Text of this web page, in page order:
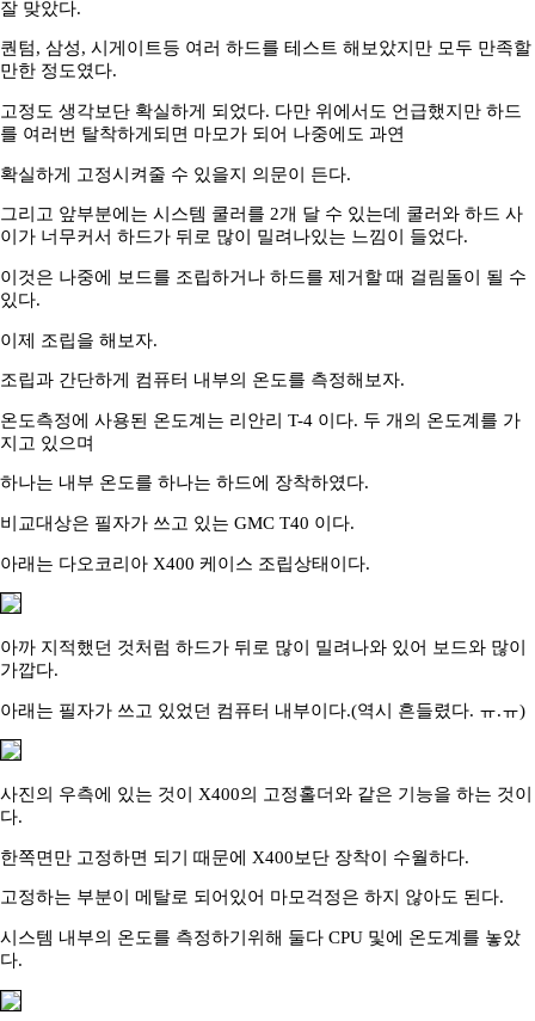
잘 맞았다.
퀀텀, 삼성, 시게이트등 여러 하드를 테스트 해보았지만 모두 만족할
만한 정도였다.
고정도 생각보단 확실하게 되었다. 다만 위에서도 언급했지만 하드
를 여러번 탈착하게되면 마모가 되어 나중에도 과연
확실하게 고정시켜줄 수 있을지 의문이 든다.
그리고 앞부분에는 시스템 쿨러를 2개 달 수 있는데 쿨러와 하드 사
이가 너무커서 하드가 뒤로 많이 밀려나있는 느낌이 들었다.
이것은 나중에 보드를 조립하거나 하드를 제거할 때 걸림돌이 될 수
있다.
이제 조립을 해보자.
조립과 간단하게 컴퓨터 내부의 온도를 측정해보자.
온도측정에 사용된 온도계는 리안리 T-4 이다. 두 개의 온도계를 가
지고 있으며
하나는 내부 온도를 하나는 하드에 장착하였다.
비교대상은 필자가 쓰고 있는 GMC T40 이다.
아래는 다오코리아 X400 케이스 조립상태이다.
아까 지적했던 것처럼 하드가 뒤로 많이 밀려나와 있어 보드와 많이
가깝다.
아래는 필자가 쓰고 있었던 컴퓨터 내부이다.(역시 흔들렸다. ㅠ.ㅠ)
사진의 우측에 있는 것이 X400의 고정홀더와 같은 기능을 하는 것이
다.
한쪽면만 고정하면 되기 때문에 X400보단 장착이 수월하다.
고정하는 부분이 메탈로 되어있어 마모걱정은 하지 않아도 된다.
시스템 내부의 온도를 측정하기위해 둘다 CPU 및에 온도계를 놓았
다.